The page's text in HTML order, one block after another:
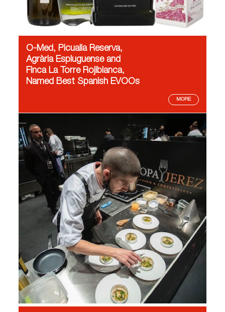
O-Med, Picualia Reserva,
Agrària Espluguense and
Finca La Torre Rojiblanca,
Named Best Spanish EVOOs
MORE